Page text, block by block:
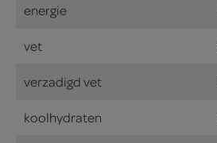
energie
vet
verzadigd vet
koolhydraten